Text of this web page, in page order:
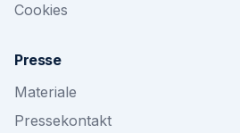
Cookies
Presse
Materiale
Pressekontakt